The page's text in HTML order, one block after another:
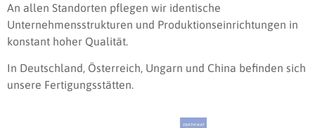
An allen Standorten pflegen wir identische
Unternehmensstrukturen und Produktionseinrichtungen in
konstant hoher Qualität.
In Deutschland, Österreich, Ungarn und China befinden sich
unsere Fertigungsstätten.